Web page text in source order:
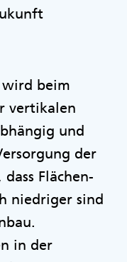
wird beim
vertikalen
und
der
Flächen-
niedriger sind
in der